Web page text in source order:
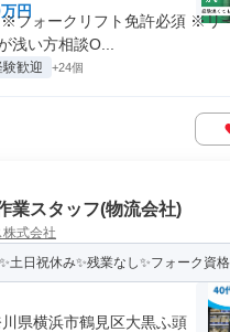
円
フォークリフト免許必須 ※リ
浅い方相談O...
歓迎 +24個
業スタッフ(物流会社)
株式会社
土日祝休み✨残業なし✨フォーク資
県横浜市鶴見区大黒ふ頭